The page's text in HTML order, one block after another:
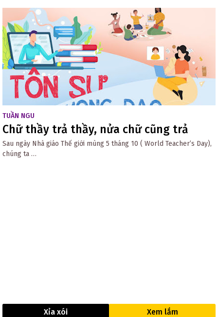
TUẦN NGU
Chữ thầy trả thầy, nửa chữ cũng trả
Sau ngày Nhà giáo Thế giới mùng 5 tháng 10 ( World Teacher’s Day),
chúng ta …
Xỉa xói Xem lắm